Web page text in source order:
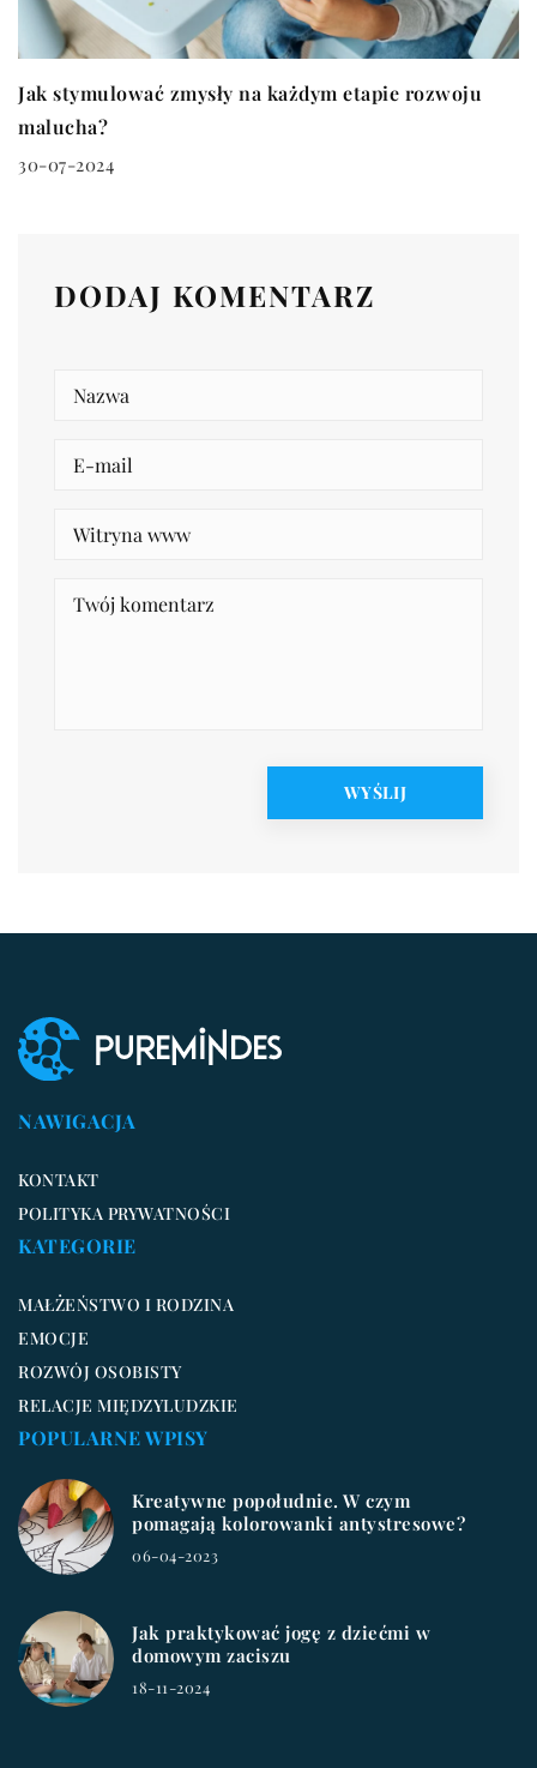
Jak stymulować zmysły na każdym etapie rozwoju
malucha?
30-07-2024
DODAJ KOMENTARZ
NAWIGACJA
KONTAKT
POLITYKA PRYWATNOŚCI
KATEGORIE
MAŁŻEŃSTWO I RODZINA
EMOCJE
ROZWÓJ OSOBISTY
RELACJE MIĘDZYLUDZKIE
POPULARNE WPISY
Kreatywne popołudnie. W czym
pomagają kolorowanki antystresowe?
06-04-2023
Jak praktykować jogę z dziećmi w
domowym zaciszu
18-11-2024